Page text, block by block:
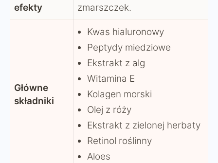
efekty
zmarszczek.
Główne
składniki
Kwas hialuronowy
Peptydy miedziowe
Ekstrakt z alg
Witamina E
Kolagen morski
Olej z róży
Ekstrakt z zielonej herbaty
Retinol roślinny
Aloes